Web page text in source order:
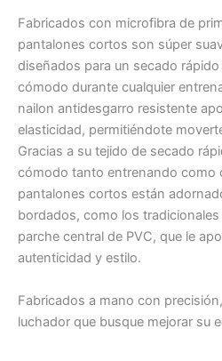
Fabricados con microfibra de
pantalones cortos son súper
diseñados para un secado
cómodo durante cualquier
nailon antidesgarro resistente
elasticidad, permitiéndote
Gracias a su tejido de secado
cómodo tanto entrenando como
pantalones cortos están
bordados, como los tradicionales
parche central de PVC, que le
autenticidad y estilo.
Fabricados a mano con
luchador que busque mejorar su